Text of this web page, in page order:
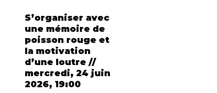
S’organiser avec
une mémoire de
poisson rouge et
la motivation
d’une loutre //
mercredi, 24 juin
2026, 19:00